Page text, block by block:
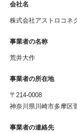
会社名
株式会社アストロコネ
事業者の名称
荒井大作
事業者の所在地
〒214-0008
神奈川県川崎市多摩区
事業者の連絡先